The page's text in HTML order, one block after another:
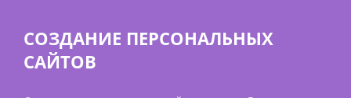
СОЗДАНИЕ ПЕРСОНАЛЬНЫХ
САЙТОВ